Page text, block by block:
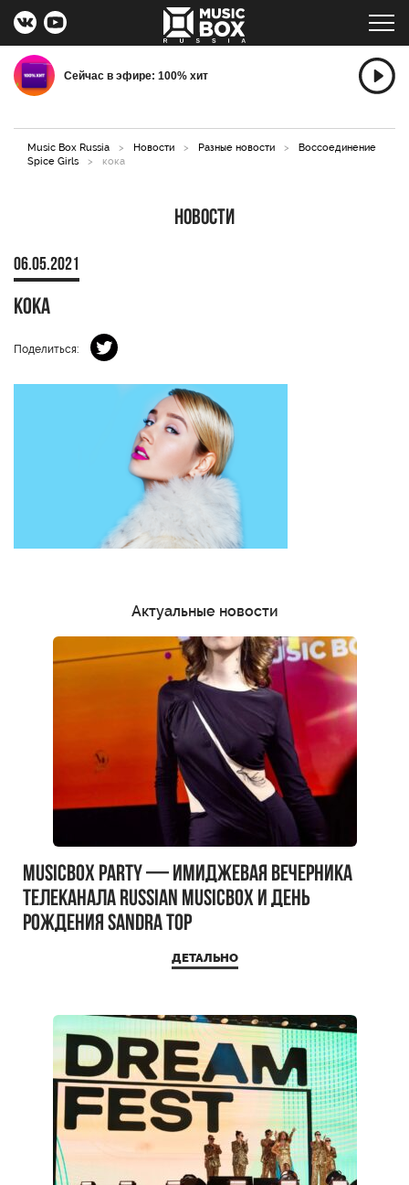
Сейчас в эфире: 100% хит
Music Box Russia > Новости > Разные новости >
Воссоединение
Spice Girls
> кока
Новости
06.05.2021
кока
Поделиться:
Актуальные новости
MUSICBOX PARTY — имиджевая вечерника
телеканала RUSSIAN MUSICBOX и день
рождения Sandra Top
ДЕТАЛЬНО